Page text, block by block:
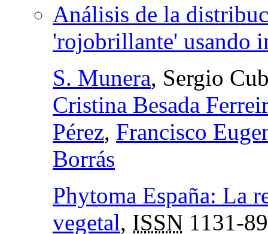
Análisis de la
'rojobrillante' usando
S. Munera, Sergio
Cristina Besada
Pérez, Francisco
Borrás
Phytoma España: La
vegetal, ISSN 1131-